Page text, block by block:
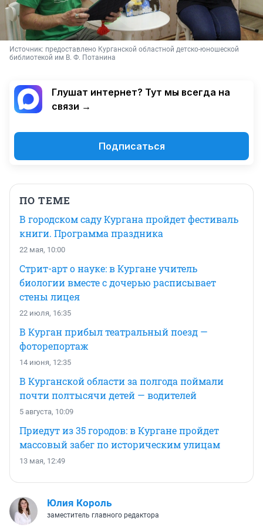
Источник: предоставлено Курганской областной детско-юношеской
библиотекой им В. Ф. Потанина
Глушат интернет? Тут мы всегда на
связи →
Подписаться
ПО ТЕМЕ
В городском саду Кургана пройдет фестиваль
книги. Программа праздника
22 мая, 10:00
Стрит-арт о науке: в Кургане учитель
биологии вместе с дочерью расписывает
стены лицея
22 июля, 16:35
В Курган прибыл театральный поезд —
фоторепортаж
14 июня, 12:35
В Курганской области за полгода поймали
почти полтысячи детей — водителей
5 августа, 10:09
Приедут из 35 городов: в Кургане пройдет
массовый забег по историческим улицам
13 мая, 12:49
Юлия Король
заместитель главного редактора